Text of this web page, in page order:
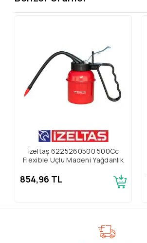
İzeltaş 6225260500 500Cc
Flexible Uçlu Madeni Yağdanlık
854,96 TL